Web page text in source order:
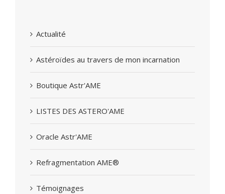
Actualité
Astéroïdes au travers de mon incarnation
Boutique Astr'AME
LISTES DES ASTERO'AME
Oracle Astr'AME
Refragmentation AME®
Témoignages